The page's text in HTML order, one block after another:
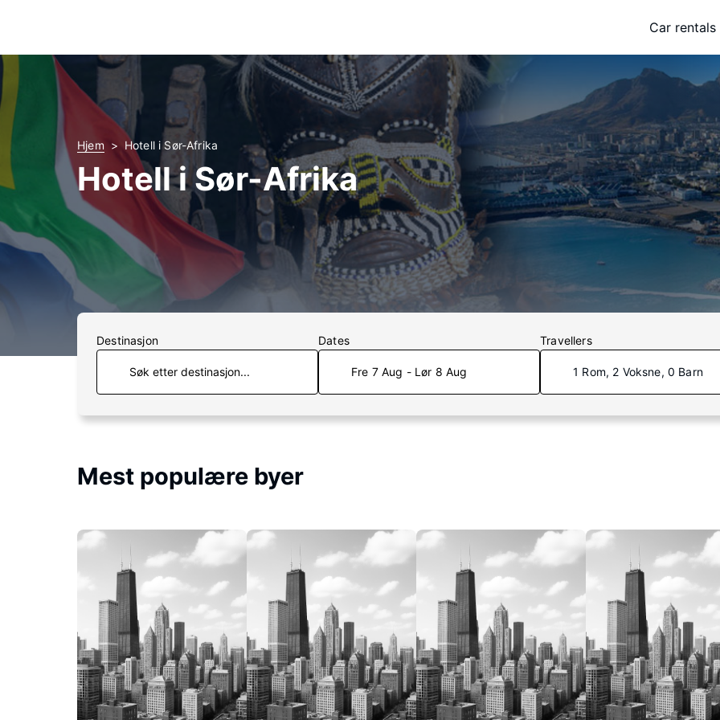
Car rentals
Hjem Hotell i Sør-Afrika
Hotell i Sør-Afrika
Destinasjon Dates
Fre 7 Aug - Lør 8 Aug
Travellers
1 Rom, 2 Voksne, 0 Barn
Mest populære byer